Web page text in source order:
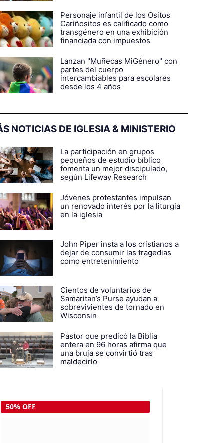
Personaje infantil de los Ositos
Cariñositos es calificado como
transgénero en una exhibición
financiada con impuestos
Lanzan "Muñecas MiGénero" con
partes del cuerpo
intercambiables para escolares
desde los 4 años
NOTICIAS DE IGLESIA & MINISTERIO
La participación en grupos
pequeños de estudio bíblico
fomenta un mejor discipulado,
según Lifeway Research
Jóvenes protestantes impulsan
un renovado interés por la liturgia
en la iglesia
John Piper insta a los cristianos a
dejar de consumir las tragedias
como entretenimiento
Cientos de voluntarios de
Samaritan’s Purse ayudan a
sobrevivientes de tornado en
Wisconsin
Pastor que predicó la Biblia
entera en 96 horas afirma que
una bruja se convirtió tras
maldecirlo
50% OFF
45% OFF